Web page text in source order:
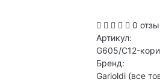
0
Артикул:
G605/C12-
Бренд:
Garioldi (все